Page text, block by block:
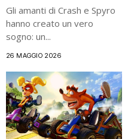
Gli amanti di Crash e Spyro
hanno creato un vero
sogno: un...
26 MAGGIO 2026